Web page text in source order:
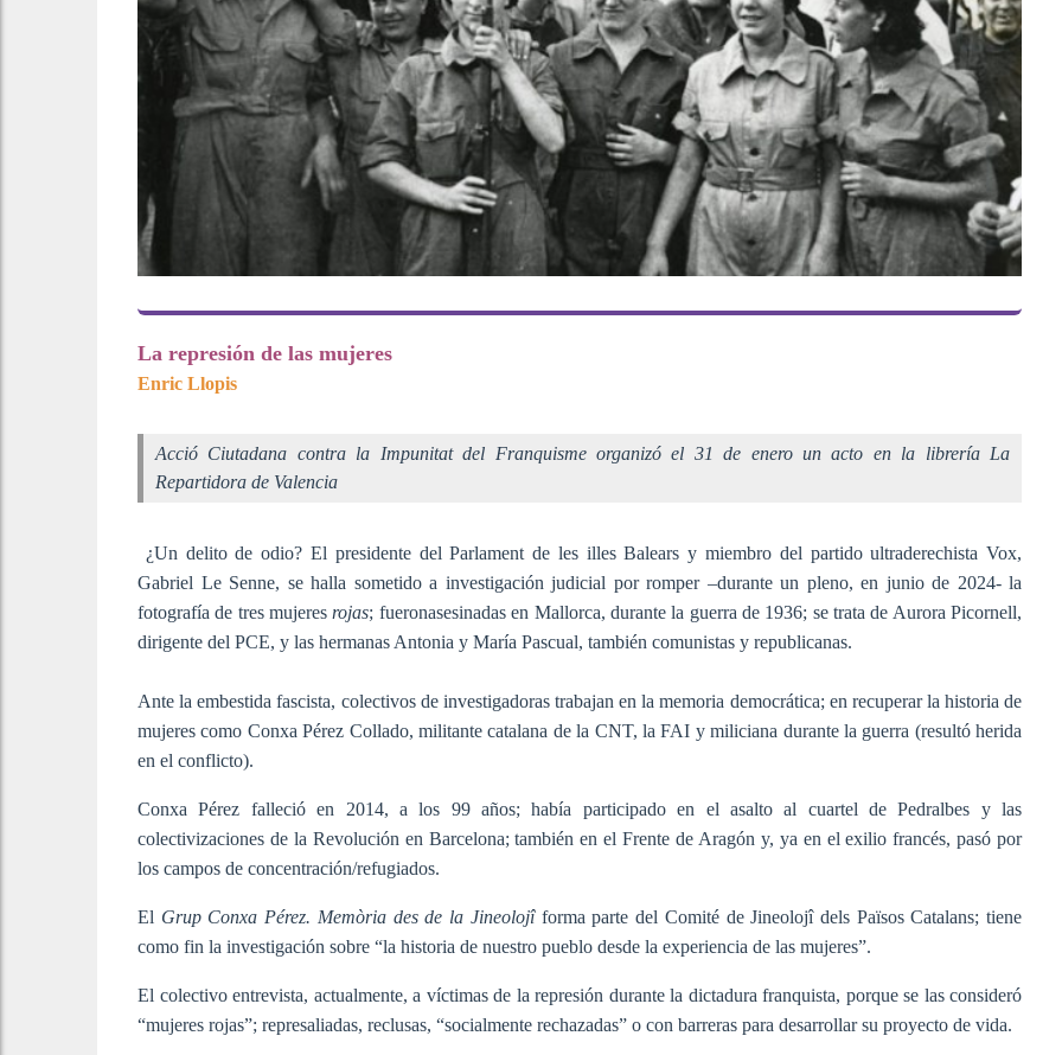
La represión de las mujeres
Enric Llopis
Acció Ciutadana contra la Impunitat del Franquisme organizó el 31 de enero un acto en la librería La
Repartidora de Valencia
¿Un delito de odio? El presidente del Parlament de les illes Balears y miembro del partido ultraderechista Vox,
Gabriel Le Senne, se halla sometido a investigación judicial por romper –durante un pleno, en junio de 2024- la
fotografía de tres mujeres rojas; fueronasesinadas en Mallorca, durante la guerra de 1936; se trata de Aurora Picornell,
dirigente del PCE, y las hermanas Antonia y María Pascual, también comunistas y republicanas.
Ante la embestida fascista, colectivos de investigadoras trabajan en la memoria democrática; en recuperar la historia de
mujeres como Conxa Pérez Collado, militante catalana de la CNT, la FAI y miliciana durante la guerra (resultó herida
en el conflicto).
Conxa Pérez falleció en 2014, a los 99 años; había participado en el asalto al cuartel de Pedralbes y las
colectivizaciones de la Revolución en Barcelona; también en el Frente de Aragón y, ya en el exilio francés, pasó por
los campos de concentración/refugiados.
El Grup Conxa Pérez. Memòria des de la Jineolojî forma parte del Comité de Jineolojî dels Països Catalans; tiene
como fin la investigación sobre “la historia de nuestro pueblo desde la experiencia de las mujeres”.
El colectivo entrevista, actualmente, a víctimas de la represión durante la dictadura franquista, porque se las consideró
“mujeres rojas”; represaliadas, reclusas, “socialmente rechazadas” o con barreras para desarrollar su proyecto de vida.